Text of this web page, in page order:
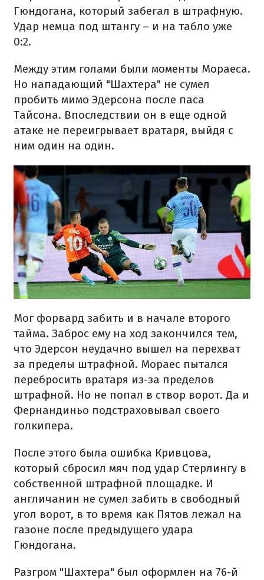
Гюндогана, который забегал в штрафную.
Удар немца под штангу – и на табло уже
0:2.
Между этим голами были моменты Мораеса.
Но нападающий "Шахтера" не сумел
пробить мимо Эдерсона после паса
Тайсона. Впоследствии он в еще одной
атаке не переигрывает вратаря, выйдя с
ним один на один.
Мог форвард забить и в начале второго
тайма. Заброс ему на ход закончился тем,
что Эдерсон неудачно вышел на перехват
за пределы штрафной. Мораес пытался
перебросить вратаря из-за пределов
штрафной. Но не попал в створ ворот. Да и
Фернандиньо подстраховывал своего
голкипера.
После этого была ошибка Кривцова,
который сбросил мяч под удар Стерлингу в
собственной штрафной площадке. И
англичанин не сумел забить в свободный
угол ворот, в то время как Пятов лежал на
газоне после предыдущего удара
Гюндогана.
Разгром "Шахтера" был оформлен на 76-й